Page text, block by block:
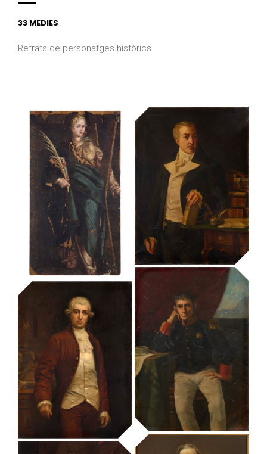
33 MEDIES
Retrats de personatges històrics
requadre central
de la Bandera de
Santa Eulàlia
MUHBA - Museu d'Història de Barcelona
retrat d’ Antoni
de Capmany de
Montpalau i Surís